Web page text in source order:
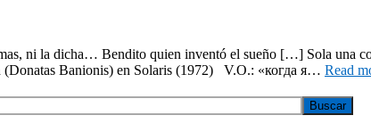
ni la dicha… Bendito quien inventó el sueño […] Sola una
(Donatas Banionis) en Solaris (1972) V.O.: «когда я… Read